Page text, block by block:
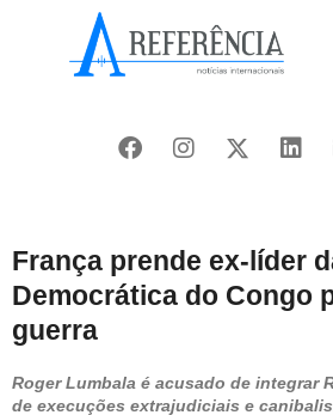
França prende ex-líder
Democrática do Congo
guerra
Roger Lumbala é acusado de integrar
de execuções extrajudiciais e